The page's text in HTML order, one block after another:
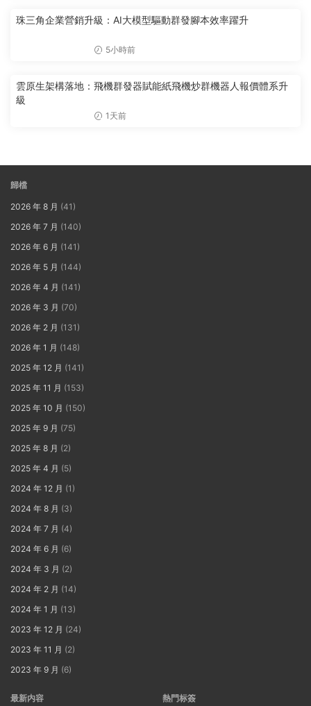
珠三角企業營銷升級：AI大模型驅動群發腳本效率躍升
5小時前
雲原生架構落地：飛機群發器賦能紙飛機炒群機器人報價體系升
級
1天前
歸檔
2026 年 8 月 (41)
2026 年 7 月 (140)
2026 年 6 月 (141)
2026 年 5 月 (144)
2026 年 4 月 (141)
2026 年 3 月 (70)
2026 年 2 月 (131)
2026 年 1 月 (148)
2025 年 12 月 (141)
2025 年 11 月 (153)
2025 年 10 月 (150)
2025 年 9 月 (75)
2025 年 8 月 (2)
2025 年 4 月 (5)
2024 年 12 月 (1)
2024 年 8 月 (3)
2024 年 7 月 (4)
2024 年 6 月 (6)
2024 年 3 月 (2)
2024 年 2 月 (14)
2024 年 1 月 (13)
2023 年 12 月 (24)
2023 年 11 月 (2)
2023 年 9 月 (6)
最新内容 熱門标簽